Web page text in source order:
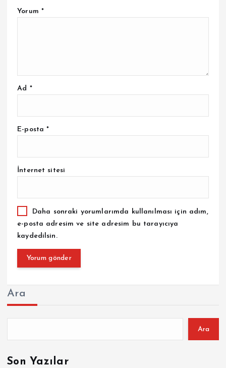
Yorum *
Ad *
E-posta*
İnternet sitesi
Daha sonraki yorumlarımda kullanılması için adım,
e-posta adresim ve site adresim bu tarayıcıya
kaydedilsin.
Ara
Ara
Son Yazılar